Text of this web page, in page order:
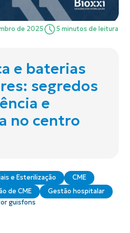
de 2025 5 minutos de leitura
e baterias
segredos
e
no centro
e Esterilização
CME
de CME
Gestão hospitalar
guisfons